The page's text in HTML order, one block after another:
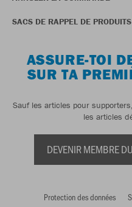
SACS DE RAPPEL DE PRODUITS
ASSURE-TOI
SUR TA
Sauf les articles pour
les articles
DEVENIR MEMBRE
Protection des données